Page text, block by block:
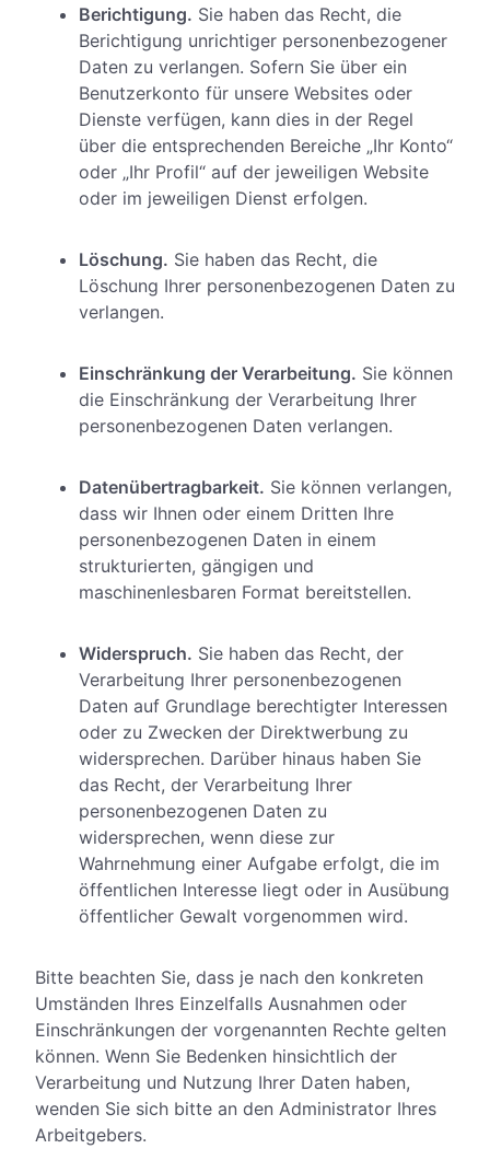
Berichtigung. Sie haben das Recht, die
Berichtigung unrichtiger personenbezogener
Daten zu verlangen. Sofern Sie über ein
Benutzerkonto für unsere Websites oder
Dienste verfügen, kann dies in der Regel
über die entsprechenden Bereiche „Ihr Konto“
oder „Ihr Profil“ auf der jeweiligen Website
oder im jeweiligen Dienst erfolgen.
Löschung. Sie haben das Recht, die
Löschung Ihrer personenbezogenen Daten zu
verlangen.
Einschränkung der Verarbeitung. Sie können
die Einschränkung der Verarbeitung Ihrer
personenbezogenen Daten verlangen.
Datenübertragbarkeit. Sie können verlangen,
dass wir Ihnen oder einem Dritten Ihre
personenbezogenen Daten in einem
strukturierten, gängigen und
maschinenlesbaren Format bereitstellen.
Widerspruch. Sie haben das Recht, der
Verarbeitung Ihrer personenbezogenen
Daten auf Grundlage berechtigter Interessen
oder zu Zwecken der Direktwerbung zu
widersprechen. Darüber hinaus haben Sie
das Recht, der Verarbeitung Ihrer
personenbezogenen Daten zu
widersprechen, wenn diese zur
Wahrnehmung einer Aufgabe erfolgt, die im
öffentlichen Interesse liegt oder in Ausübung
öffentlicher Gewalt vorgenommen wird.
Bitte beachten Sie, dass je nach den konkreten
Umständen Ihres Einzelfalls Ausnahmen oder
Einschränkungen der vorgenannten Rechte gelten
können. Wenn Sie Bedenken hinsichtlich der
Verarbeitung und Nutzung Ihrer Daten haben,
wenden Sie sich bitte an den Administrator Ihres
Arbeitgebers.